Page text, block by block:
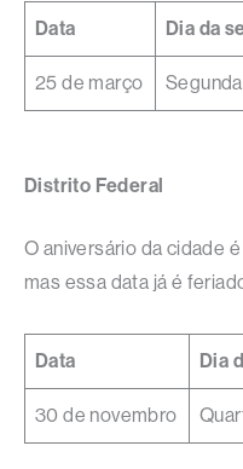
Data Dia da
25 de março
Distrito Federal
O aniversário da cidade
mas essa data já é
Data Dia
30 de novembro